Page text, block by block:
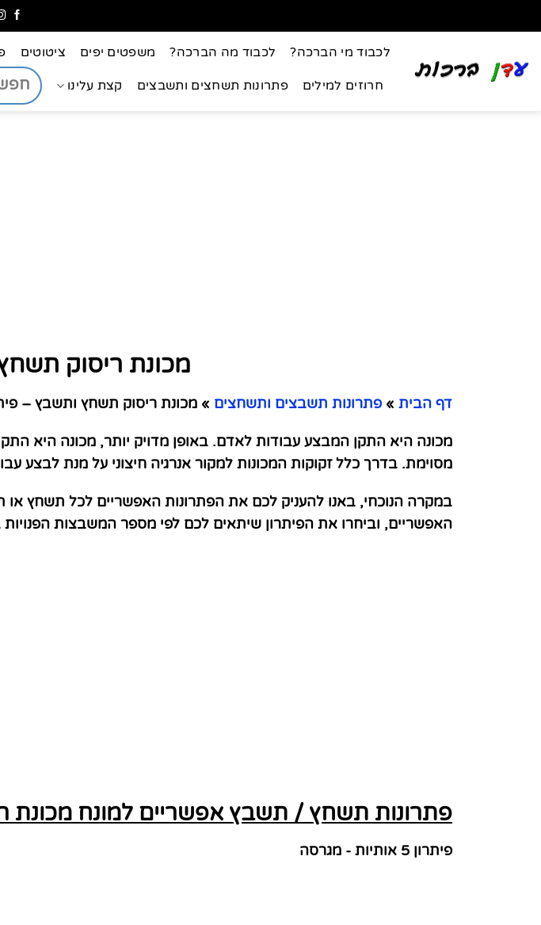
לכבוד מי הברכה? לכבוד מה הברכה? משפטים יפים ציטוטים
חרוזים למילים פתרונות תשחצים ותשבצים קצת עלינו
מכונת ריסוק
דף הבית » פתרונות תשבצים ותשחצים » מכונת ריסוק תשחץ ותשבץ –
מכונה היא התקן המבצע עבודות לאדם. באופן מדויק יותר, מכונה היא
מסוימת. בדרך כלל זקוקות המכונות למקור אנרגיה חיצוני על מנת לבצע
במקרה הנוכחי, באנו להעניק לכם את הפתרונות האפשריים לכל תשחץ
האפשריים, וביחרו את הפיתרון שיתאים לכם לפי מספר המשבצות
פתרונות תשחץ / תשבץ אפשריים למונח מכונת
פיתרון 5 אותיות - מגרסה